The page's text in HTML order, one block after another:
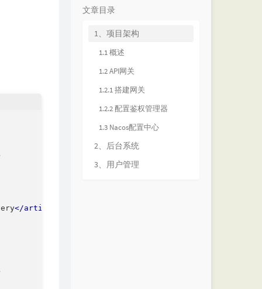
</artifactId
文章目录
1、项目架构
1.1 概述
1.2 API网关
1.2.1 搭建网关
1.2.2 配置鉴权管理器
1.3 Nacos配置中心
2、后台系统
3、用户管理